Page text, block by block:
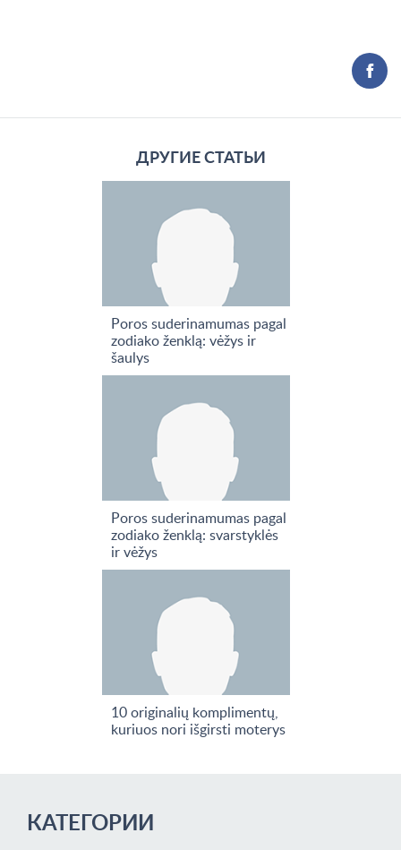
ДРУГИЕ СТАТЬИ
Poros suderinamumas pagal
zodiako ženklą: vėžys ir
šaulys
Poros suderinamumas pagal
zodiako ženklą: svarstyklės
ir vėžys
10 originalių komplimentų,
kuriuos nori išgirsti moterys
КАТЕГОРИИ